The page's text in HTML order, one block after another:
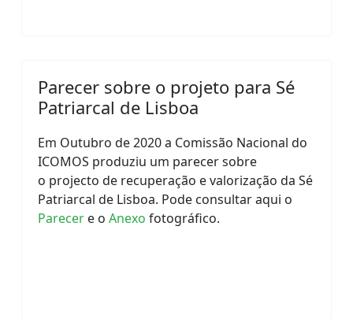
Parecer sobre o projeto para Sé
Patriarcal de Lisboa
Em Outubro de 2020 a Comissão Nacional do
ICOMOS produziu um parecer sobre
o projecto de recuperação e valorização da Sé
Patriarcal de Lisboa. Pode consultar aqui o
Parecer e o Anexo fotográfico.